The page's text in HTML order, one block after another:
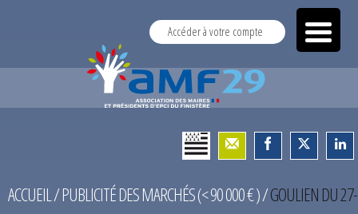
Accéder à votre compte
ACCUEIL/PUBLICITÉ DES MARCHÉS (< 90 000 € )/GOULIEN DU 27-